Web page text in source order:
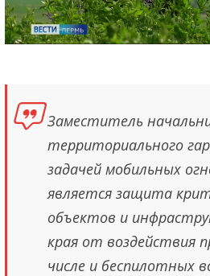
Заместитель
территориального
задачей мобильных
является защита
объектов и
края от воздействия
числе и беспилотных